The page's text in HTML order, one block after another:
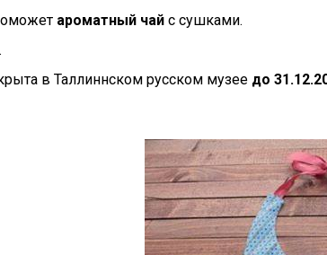
ароматный чай с сушками.
.
в Таллиннском русском музее до